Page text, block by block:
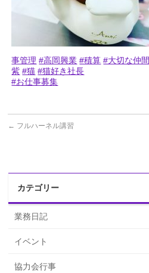
事管理 #高岡興業 #積算 #大切な仲間
紫 #猫 #猫好き社長
#お仕事募集
← フルハーネル講習
カテゴリー
業務日記
イベント
協力会行事